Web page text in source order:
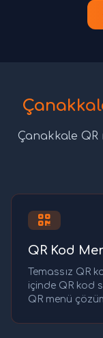
Çanakkale QR
QR Kod
Temassız QR
içinde QR kod
QR menü